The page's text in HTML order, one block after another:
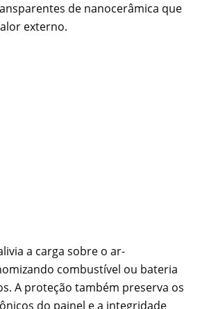
de nanocerâmica que
externo.
a carga sobre o ar-
combustível ou bateria
A proteção também preserva os
do painel e a integridade